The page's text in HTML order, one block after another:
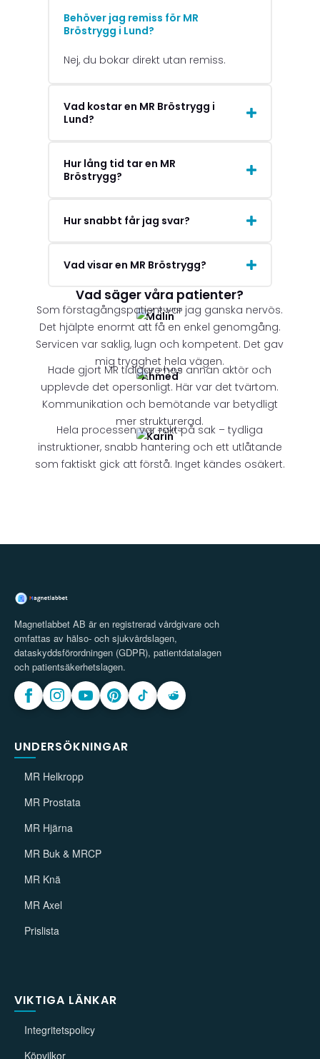
Behöver jag remiss för MR
Bröstrygg i Lund?
Nej, du bokar direkt utan remiss.
Vad kostar en MR Bröstrygg i
Lund?
Hur lång tid tar en MR
Bröstrygg?
Hur snabbt får jag svar?
Vad visar en MR Bröstrygg?
Vad säger våra patienter?
Malin
Som förstagångspatient var jag ganska nervös.
Det hjälpte enormt att få en enkel genomgång.
Servicen var saklig, lugn och kompetent. Det gav
mig trygghet hela vägen.
Ahmed
Hade gjort MR tidigare hos annan aktör och
upplevde det opersonligt. Här var det tvärtom.
Kommunikation och bemötande var betydligt
mer strukturerad.
Karin
Hela processen var rakt på sak – tydliga
instruktioner, snabb hantering och ett utlåtande
som faktiskt gick att förstå. Inget kändes osäkert.
Magnetlabbet AB är en registrerad vårdgivare och
omfattas av hälso- och sjukvårdslagen,
dataskyddsförordningen (GDPR), patientdatalagen
och patientsäkerhetslagen.
UNDERSÖKNINGAR
MR Helkropp
MR Prostata
MR Hjärna
MR Buk & MRCP
MR Knä
MR Axel
Prislista
VIKTIGA LÄNKAR
Integritetspolicy
Köpvilkor